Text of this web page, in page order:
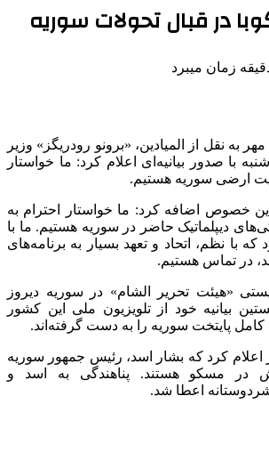
در قبال تحولات سوریه
مهر به نقل از المیادین، «برونو رودریگز» وزیر
با صدور بیانیه‌ای اعلام کرد: ما خواستار
ارضی سوریه هستیم.
خصوص اضافه کرد: ما خواستار احترام به
دیپلماتیک حاضر در سوریه هستیم. ما با
که با نظم، اتحاد و تعهد بسیار به برنامه‌های
در تماس هستیم.
«هیئت تحریر الشام» در سوریه دیروز
بیانیه خود از تلویزیون ملی این کشور
کامل پایتخت سوریه را به دست گرفته‌اند.
اعلام کرد که بشار اسد، رئیس جمهور سوریه
در مسکو هستند. پناهندگی به
اسد و
اعطا شد.